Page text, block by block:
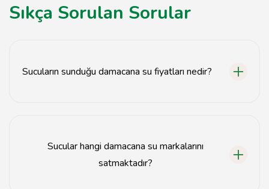
Sıkça Sorulan Sorular
Sucuların sunduğu damacana su fiyatları nedir?
ziyaret edebilir veya müşteri hizmetlerimizle iletişime
Sucular hangi damacana su markalarını
satmaktadır?